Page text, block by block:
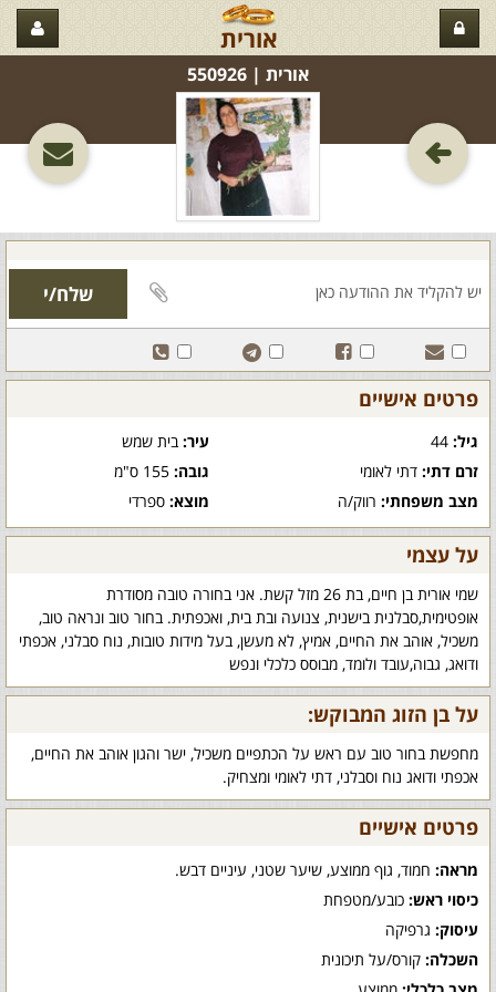
אורית
אורית‏ | 550926
פרטים אישיים
גיל: עיר:בית שמש
זרם דתי: דתי לאומי גובה:155 ס"מ
מצב משפחתי: רווק/ה מוצא:ספרדי
על עצמי
שמי אורית בן חיים, בת 26 מזל קשת. אני בחורה טובה מסודרת
אופטימית,סבלנית בישנית, צנועה ובת בית, ואכפתית. בחור טוב ונראה טוב,
משכיל, אוהב את החיים, אמיץ, לא מעשן, בעל מידות טובות, נוח סבלני, אכפתי
ודואג, גבוה,עובד ולומד, מבוסס כלכלי ונפש
על בן הזוג המבוקש:
מחפשת בחור טוב עם ראש על הכתפיים משכיל, ישר והגון אוהב את החיים,
אכפתי ודואג נוח וסבלני, דתי לאומי ומצחיק.
פרטים אישיים
מראה: חמוד, גוף ממוצע, שיער שטני, עיניים דבש.
כיסוי ראש: כובע/מטפחת
עיסוק: גרפיקה
השכלה: קורס/על תיכונית